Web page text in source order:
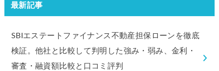
最新記事
SBIエステートファイナンス不動産担保ローンを徹底
検証。他社と比較して判明した強み・弱み、金利・
審査・融資額比較と口コミ評判